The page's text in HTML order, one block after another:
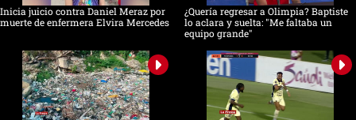
Inicia juicio contra Daniel Meraz por
muerte de enfermera Elvira Mercedes
¿Quería regresar a Olimpia? Baptiste
lo aclara y suelta: "Me faltaba un
equipo grande"